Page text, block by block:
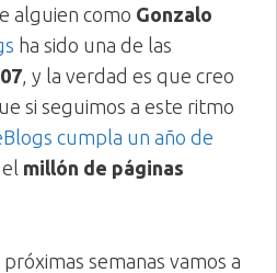
alguien como Gonzalo
ha sido una de las
, y la verdad es que creo
si seguimos a este ritmo
cumpla un año de
millón de páginas
semanas vamos a